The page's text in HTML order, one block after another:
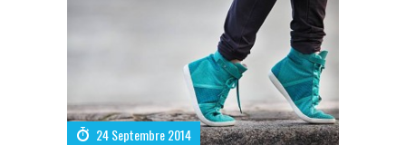
24 Septembre 2014